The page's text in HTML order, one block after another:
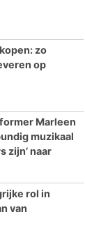
zo
op
Marleen
muzikaal
zijn’ naar
rol in
van